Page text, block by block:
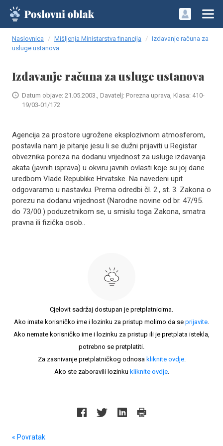
Naslovnica Mišljenja Ministarstva financija
Izdavanje računa za
usluge ustanova
Izdavanje računa za usluge ustanova
Datum objave: 21.05.2003., Davatelj: Porezna uprava, Klasa: 410-
19/03-01/172
Agencija za prostore ugrožene eksplozivnom atmosferom,
postavila nam je pitanje jesu li se dužni prijaviti u Registar
obveznika poreza na dodanu vrijednost za usluge izdavanja
akata (javnih isprava) u okviru javnih ovlasti koje su joj dane
uredbom Vlade Republike Hrvatske. Na navedeni upit
odgovaramo u nastavku. Prema odredbi čl. 2., st. 3. Zakona o
porezu na dodanu vrijednost (Narodne novine od br. 47/95.
do 73/00.) poduzetnikom se, u smislu toga Zakona, smatra
pravna ili fizička osob..
Cjelovit sadržaj dostupan je pretplatnicima.
Ako imate korisničko ime i lozinku za pristup molimo da se prijavite.
Ako nemate korisničko ime i lozinku za pristup ili je pretplata istekla,
potrebno se pretplatiti.
Za zasnivanje pretplatničkog odnosa kliknite ovdje.
Ako ste zaboravili lozinku kliknite ovdje.
« Povratak